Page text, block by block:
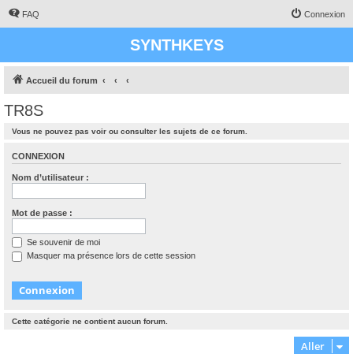
FAQ Connexion
SYNTHKEYS
Accueil du forum
TR8S
Vous ne pouvez pas voir ou consulter les sujets de ce forum.
CONNEXION
Nom d’utilisateur :
Mot de passe :
Se souvenir de moi
Masquer ma présence lors de cette session
Cette catégorie ne contient aucun forum.
Aller